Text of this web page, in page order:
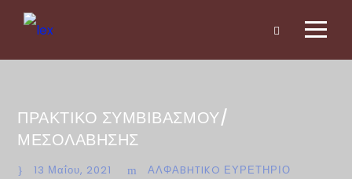
ΠΡΑΚΤΙΚΟ ΣΥΜΒΙΒΑΣΜΟΥ/
ΜΕΣΟΛΑΒΗΣΗΣ
13 Μαΐου, 2021 ΑΛΦΑBHTIKO ΕΥΡΕΤΗΡΙΟ